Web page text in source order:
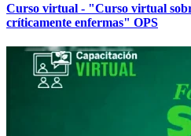
Curso virtual - "Curso virtual
críticamente enfermas" OPS